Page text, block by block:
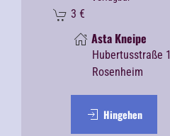
3 €
Asta Kneipe
Hubertusstraße 1
Rosenheim
Hingehen